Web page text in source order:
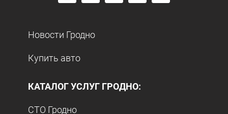
Новости Гродно
Купить авто
КАТАЛОГ УСЛУГ ГРОДНО:
СТО Гродно